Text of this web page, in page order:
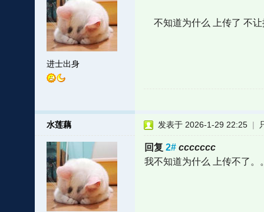
进士出身
不知道为什么 上传了 不让
水莲藕 发表于 2026-1-29 22:25 |
回复 2# ccccccc
我不知道为什么 上传不了。